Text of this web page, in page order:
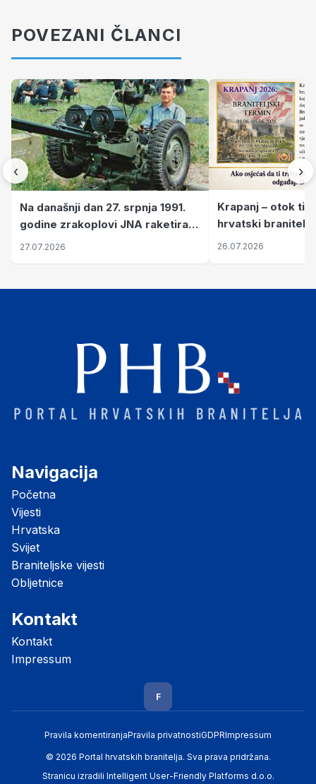
POVEZANI ČLANCI
‹
Na današnji dan 27. srpnja 1991.
godine zrakoplovi JNA raketirali
su vojarnu i obučni centar "Nikola
27.07.2026
Krapanj – otok
hrvatski branitelji
pronalaze mir
26.07.2026
›
Navigacija
Početna
Vijesti
Hrvatska
Svijet
Braniteljske vijesti
Obljetnice
Kontakt
Kontakt
Impressum
F
Pravila komentiranjaPravila privatnostiGDPRImpressum
© 2026 Portal hrvatskih branitelja. Sva prava pridržana.
Stranicu izradili Intelligent User-Friendly Platforms d.o.o.